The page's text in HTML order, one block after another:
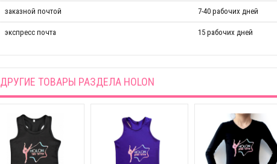
заказной почтой 7-40 рабочих дней
экспресс почта 15 рабочих дней
ДРУГИЕ ТОВАРЫ РАЗДЕЛА HOLON